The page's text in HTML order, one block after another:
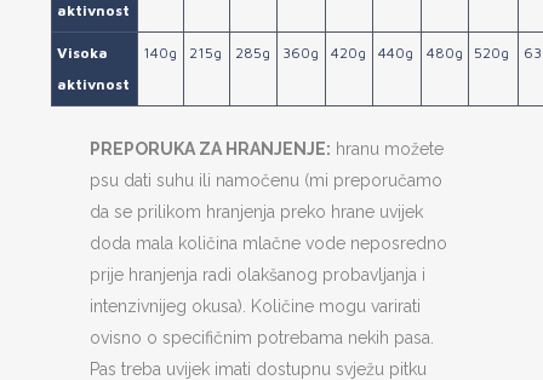
aktivnost
Visoka
aktivnost
140g 215g 285g 360g 420g 440g 480g 520g
PREPORUKA ZA HRANJENJE: hranu možete
psu dati suhu ili namočenu (mi preporučamo
da se prilikom hranjenja preko hrane uvijek
doda mala količina mlačne vode neposredno
prije hranjenja radi olakšanog probavljanja i
intenzivnijeg okusa). Količine mogu varirati
ovisno o specifičnim potrebama nekih pasa.
Pas treba uvijek imati dostupnu svježu pitku